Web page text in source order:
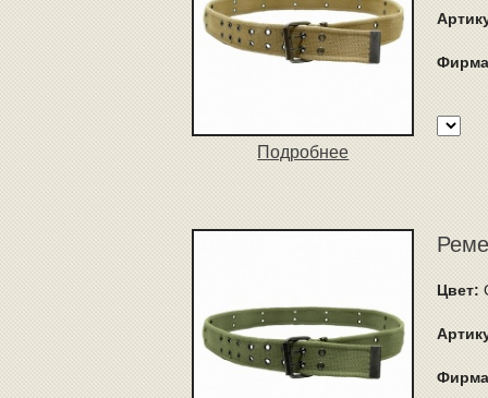
Подробнее
Цвет: